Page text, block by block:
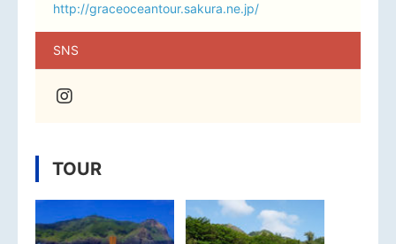
http://graceoceantour.sakura.ne.jp/
SNS
TOUR